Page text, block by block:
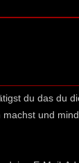
du das du
und